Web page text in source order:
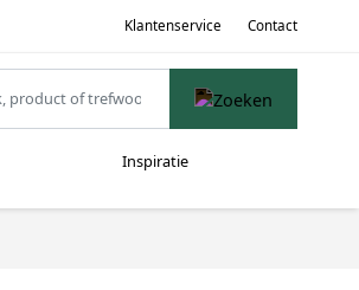
Klantenservice Contact
Inspiratie